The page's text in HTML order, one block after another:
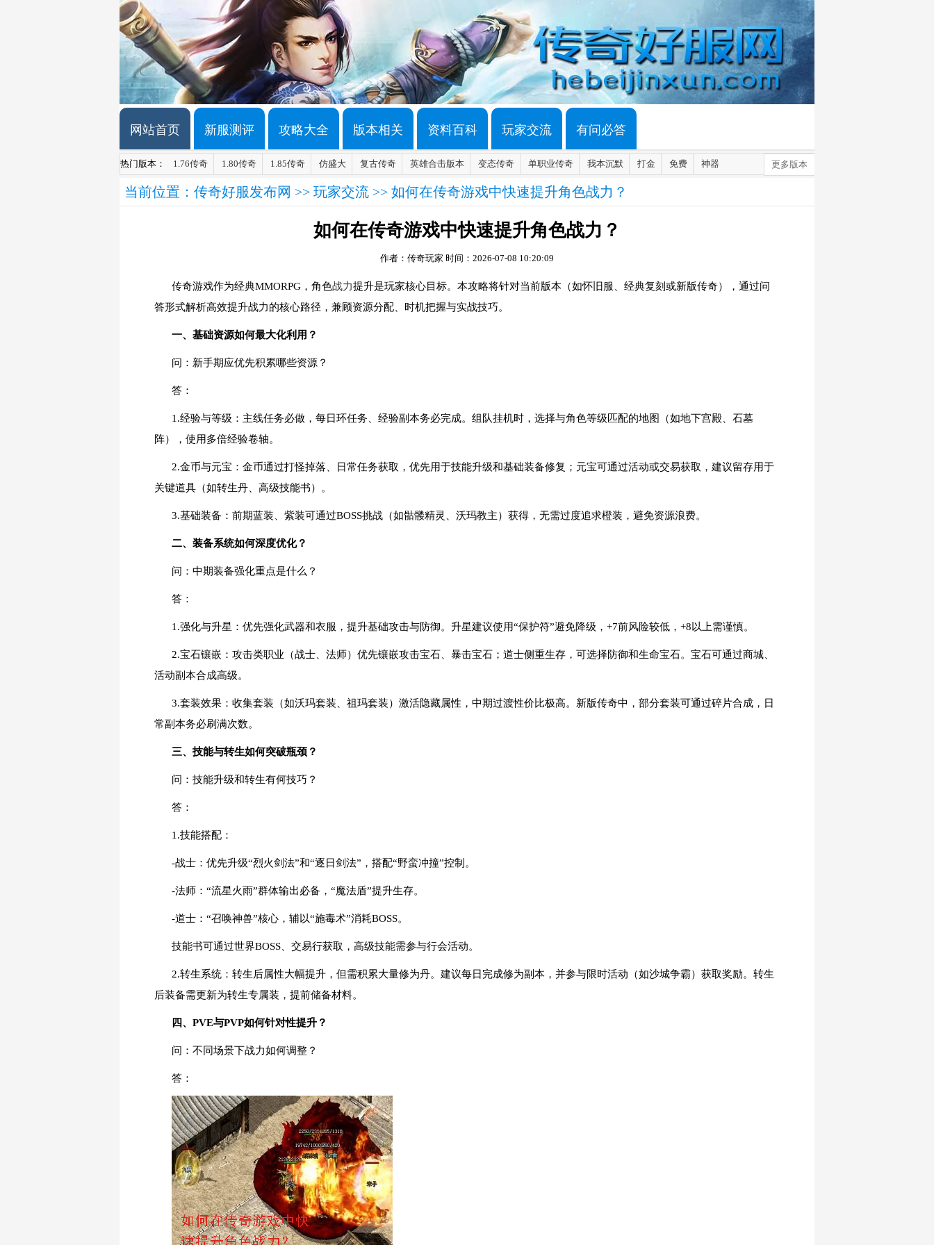
网站首页 新服测评 攻略大全 版本相关 资料百科 玩家交流 有问必答
热门版本： 1.76传奇 1.80传奇 1.85传奇 仿盛大 复古传奇 英雄合击版本 变态传奇 单职业传奇 我本沉默 打金 免费 神器 更多版本
当前位置： 传奇好服发布网 >> 玩家交流 >> 如何在传奇游戏中快速提升角色战力？
如何在传奇游戏中快速提升角色战力？
作者：传奇玩家 时间：2026-07-08 10:20:09
传奇游戏作为经典MMORPG，角色战力提升是玩家核心目标。本攻略将针对当前版本（如怀旧服、经典复刻或新版传奇），通过问
答形式解析高效提升战力的核心路径，兼顾资源分配、时机把握与实战技巧。
一、基础资源如何最大化利用？
问：新手期应优先积累哪些资源？
答：
1.经验与等级：主线任务必做，每日环任务、经验副本务必完成。组队挂机时，选择与角色等级匹配的地图（如地下宫殿、石墓
阵），使用多倍经验卷轴。
2.金币与元宝：金币通过打怪掉落、日常任务获取，优先用于技能升级和基础装备修复；元宝可通过活动或交易获取，建议留存用于
关键道具（如转生丹、高级技能书）。
3.基础装备：前期蓝装、紫装可通过BOSS挑战（如骷髅精灵、沃玛教主）获得，无需过度追求橙装，避免资源浪费。
二、装备系统如何深度优化？
问：中期装备强化重点是什么？
答：
1.强化与升星：优先强化武器和衣服，提升基础攻击与防御。升星建议使用“保护符”避免降级，+7前风险较低，+8以上需谨慎。
2.宝石镶嵌：攻击类职业（战士、法师）优先镶嵌攻击宝石、暴击宝石；道士侧重生存，可选择防御和生命宝石。宝石可通过商城、
活动副本合成高级。
3.套装效果：收集套装（如沃玛套装、祖玛套装）激活隐藏属性，中期过渡性价比极高。新版传奇中，部分套装可通过碎片合成，日
常副本务必刷满次数。
三、技能与转生如何突破瓶颈？
问：技能升级和转生有何技巧？
答：
1.技能搭配：
-战士：优先升级“烈火剑法”和“逐日剑法”，搭配“野蛮冲撞”控制。
-法师：“流星火雨”群体输出必备，“魔法盾”提升生存。
-道士：“召唤神兽”核心，辅以“施毒术”消耗BOSS。
技能书可通过世界BOSS、交易行获取，高级技能需参与行会活动。
2.转生系统：转生后属性大幅提升，但需积累大量修为丹。建议每日完成修为副本，并参与限时活动（如沙城争霸）获取奖励。转生
后装备需更新为转生专属装，提前储备材料。
四、PVE与PVP如何针对性提升？
问：不同场景下战力如何调整？
答：